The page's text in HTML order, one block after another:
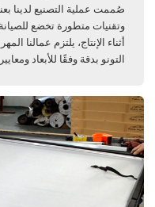
صُممت عملية التصنيع لدينا
وتقنيات متطورة تخضع للصيانة
أثناء الإنتاج، يلتزم عمالنا
التونو بدقة وفقًا للأبعاد